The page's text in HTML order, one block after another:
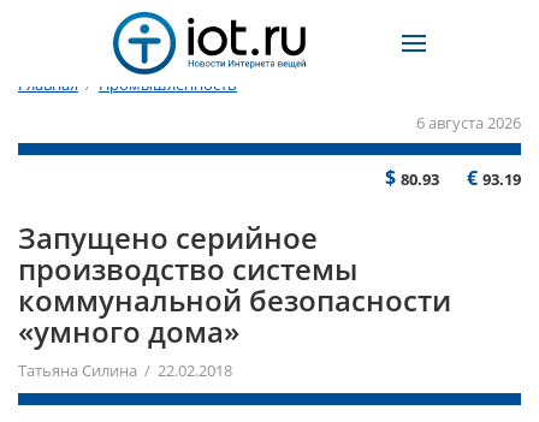
Главная / Промышленность
6 августа 2026
$ 80.93 € 93.19
Запущено серийное
производство системы
коммунальной безопасности
«умного дома»
Татьяна Силина / 22.02.2018